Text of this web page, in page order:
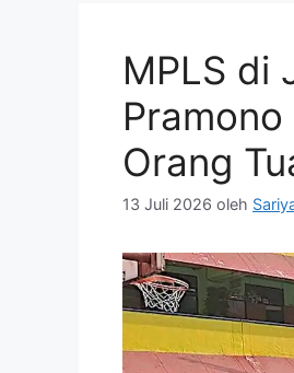
MPLS di
Orang
13 Juli 2026 oleh